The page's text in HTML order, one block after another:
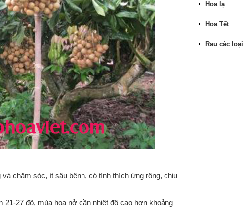
chăm sóc, ít sâu bệnh, có tính thích ứng rộng, chịu
21-27 độ, mùa hoa nở cần nhiệt độ cao hơn khoảng
Hoa lạ
Hoa Tết
Rau các loại